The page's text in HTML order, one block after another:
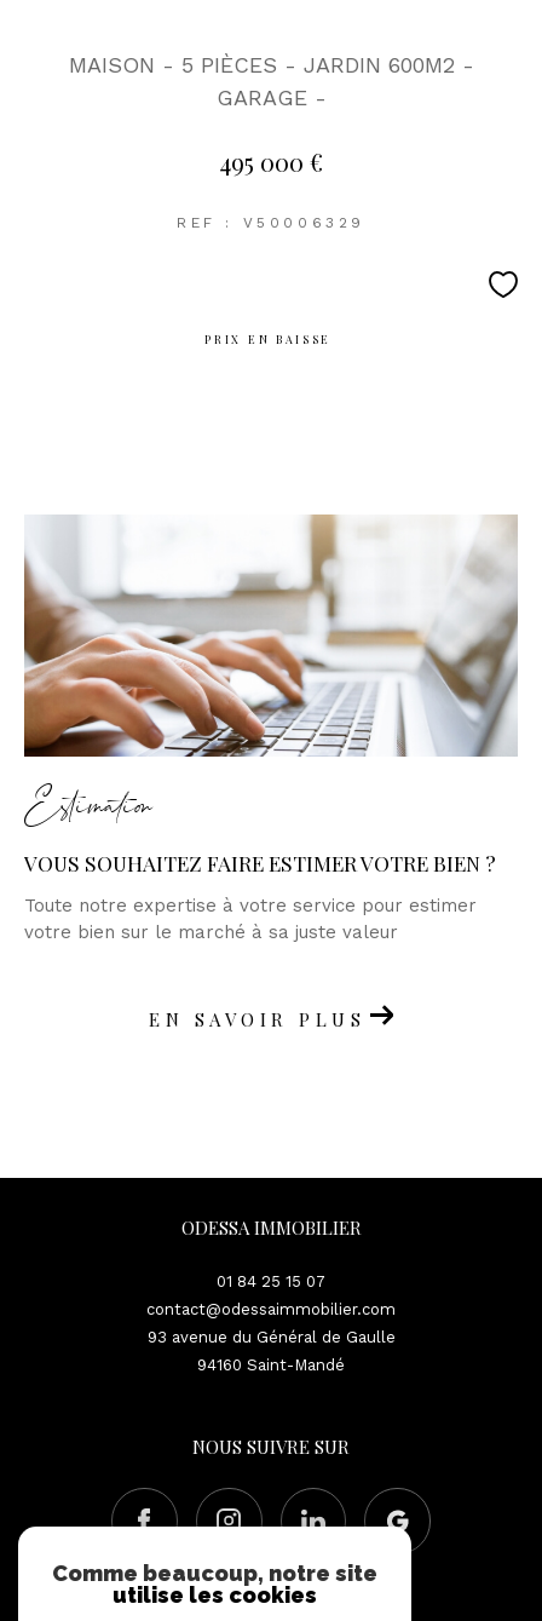
MAISON - 5 PIÈCES - JARDIN 600M2 -
GARAGE -
495 000 €
REF : V50006329
PRIX EN BAISSE
Estimation
VOUS SOUHAITEZ FAIRE ESTIMER VOTRE BIEN ?
Toute notre expertise à votre service pour estimer
votre bien sur le marché à sa juste valeur
EN SAVOIR PLUS
ODESSA IMMOBILIER
01 84 25 15 07
contact@odessaimmobilier.com
93 avenue du Général de Gaulle
94160
Saint-Mandé
NOUS SUIVRE SUR
Comme beaucoup, notre site
utilise les cookies